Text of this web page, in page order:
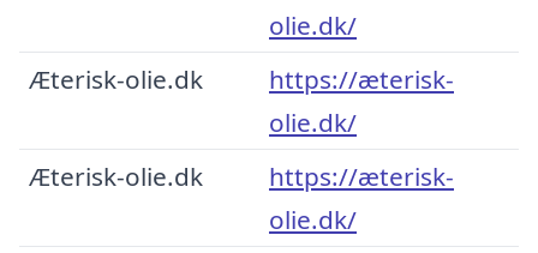
olie.dk/
Æterisk-olie.dk
https://æterisk-
olie.dk/
Æterisk-olie.dk
https://æterisk-
olie.dk/